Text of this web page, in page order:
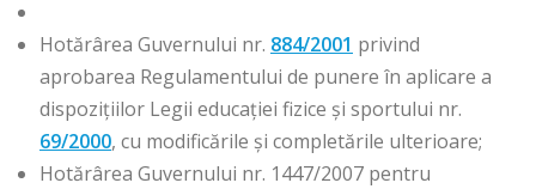
Hotărârea Guvernului nr. 884/2001 privind
aprobarea Regulamentului de punere în aplicare a
dispoziţiilor Legii educaţiei fizice şi sportului nr.
69/2000, cu modificările și completările ulterioare;
Hotărârea Guvernului nr. 1447/2007 pentru